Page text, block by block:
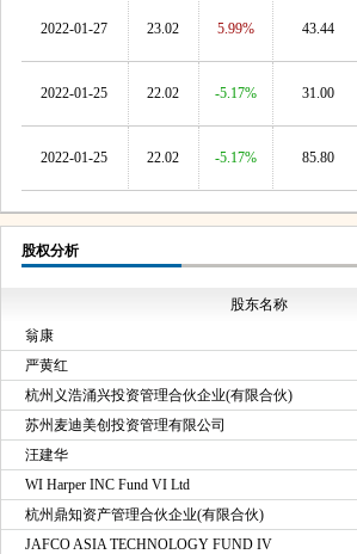
2022-01-27 23.02 5.99% 43.44
2022-01-25 22.02 -5.17% 31.00
2022-01-25 22.02 -5.17% 85.80
股权分析
股东名称
翁康
严黄红
杭州义浩涌兴投资管理合伙企业(有限合伙)
苏州麦迪美创投资管理有限公司
汪建华
WI Harper INC Fund VI Ltd
杭州鼎知资产管理合伙企业(有限合伙)
JAFCO ASIA TECHNOLOGY FUND IV